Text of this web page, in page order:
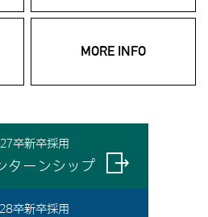
MORE INFO
卒新卒採用
ターンシップ
卒新卒採用